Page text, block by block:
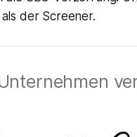
der Screener.